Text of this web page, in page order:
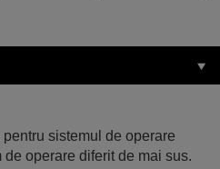
sistemul de operare
operare diferit de mai sus.